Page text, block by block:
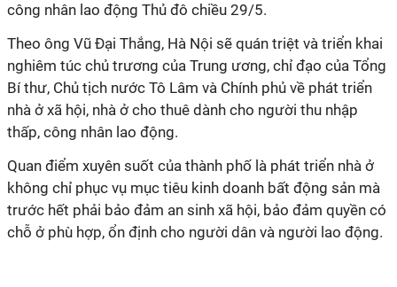
công nhân lao động Thủ đô chiều 29/5.
Theo ông Vũ Đại Thắng, Hà Nội sẽ quán triệt và triển khai
nghiêm túc chủ trương của Trung ương, chỉ đạo của Tổng
Bí thư, Chủ tịch nước Tô Lâm và Chính phủ về phát triển
nhà ở xã hội, nhà ở cho thuê dành cho người thu nhập
thấp, công nhân lao động.
Quan điểm xuyên suốt của thành phố là phát triển nhà ở
không chỉ phục vụ mục tiêu kinh doanh bất động sản mà
trước hết phải bảo đảm an sinh xã hội, bảo đảm quyền có
chỗ ở phù hợp, ổn định cho người dân và người lao động.